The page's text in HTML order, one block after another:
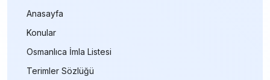
Anasayfa
Konular
Osmanlıca İmla Listesi
Terimler Sözlüğü